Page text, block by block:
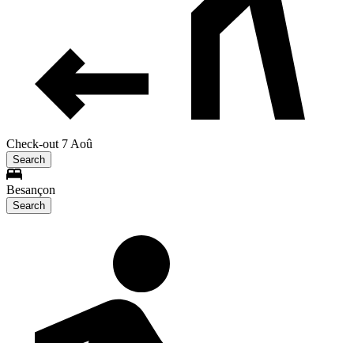
Check-out 7 Aoû
Search
Besançon
Search